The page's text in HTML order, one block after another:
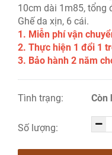
10cm dài 1m85, tổng
Ghế da xịn, 6 cái.
1. Miễn phí vận
2. Thực hiện 1 đổi 1
3. Bảo hành 2 năm
Tình trạng: Còn
Số lượng: